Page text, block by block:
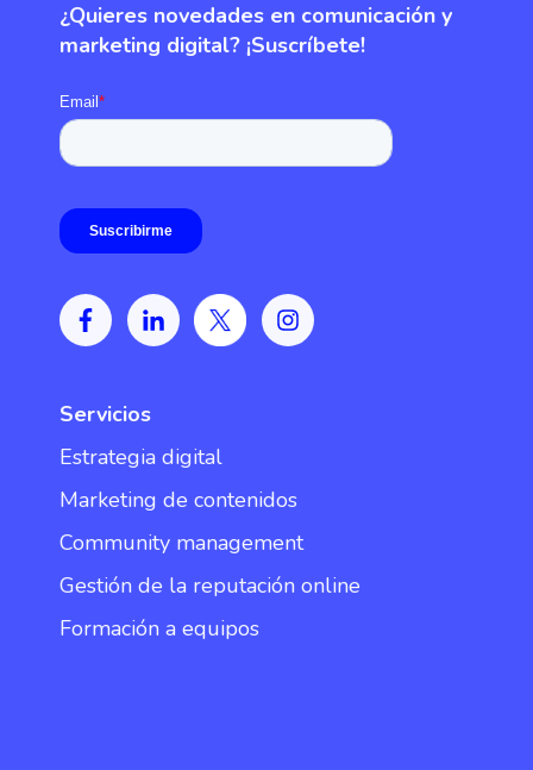
¿Quieres novedades en comunicación y
marketing digital? ¡Suscríbete!
Servicios
Estrategia digital
Marketing de contenidos
Community management
Gestión de la reputación online
Formación a equipos